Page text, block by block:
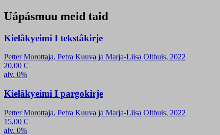
Uápásmuu meid taid
Kielâkyeimi I tekstâkirje
Petter Morottaja, Petra Kuuva ja Marja-Liisa Olthuis, 2022
20,00 €
alv. 0%
Kielâkyeimi I pargokirje
Petter Morottaja, Petra Kuuva ja Marja-Liisa Olthuis, 2022
15,00 €
alv. 0%